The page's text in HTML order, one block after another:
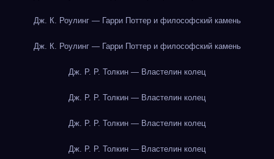
Дж. К. Роулинг — Гарри Поттер и философский камень
Дж. К. Роулинг — Гарри Поттер и философский камень
Дж. Р. Р. Толкин — Властелин колец
Дж. Р. Р. Толкин — Властелин колец
Дж. Р. Р. Толкин — Властелин колец
Дж. Р. Р. Толкин — Властелин колец